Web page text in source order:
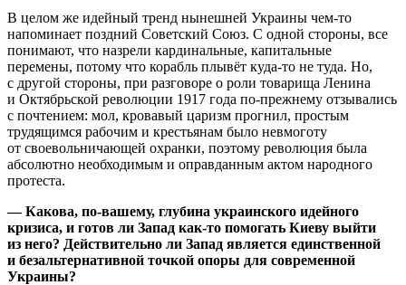
В целом же идейный тренд нынешней Украины чем-то
напоминает поздний Советский Союз. С одной стороны, все
понимают, что назрели кардинальные, капитальные
перемены, потому что корабль плывёт куда-то не туда. Но,
с другой стороны, при разговоре о роли товарища Ленина
и Октябрьской революции 1917 года по-прежнему отзывались
с почтением: мол, кровавый царизм прогнил, простым
трудящимся рабочим и крестьянам было невмоготу
от своевольничающей охранки, поэтому революция была
абсолютно необходимым и оправданным актом народного
протеста.
— Какова, по-вашему, глубина украинского идейного
кризиса, и готов ли Запад как-то помогать Киеву выйти
из него? Действительно ли Запад является единственной
и безальтернативной точкой опоры для современной
Украины?